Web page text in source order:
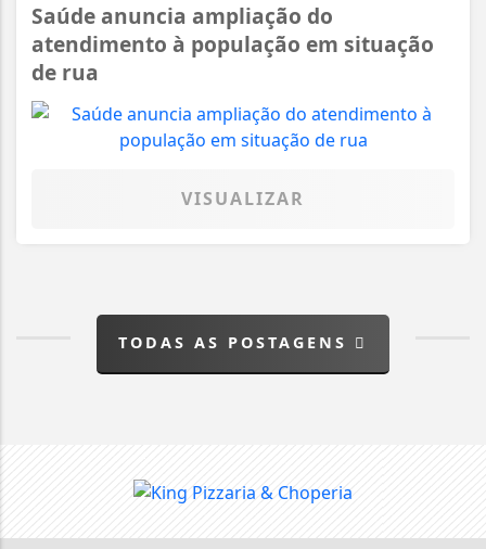
Saúde anuncia ampliação do
atendimento à população em situação
de rua
VISUALIZAR
TODAS AS POSTAGENS